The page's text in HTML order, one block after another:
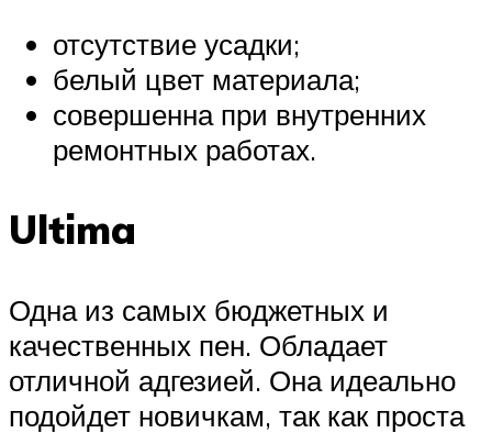
отсутствие усадки;
белый цвет материала;
совершенна при внутренних
ремонтных работах.
Ultima
Одна из самых бюджетных и
качественных пен. Обладает
отличной адгезией. Она идеально
подойдет новичкам, так как проста